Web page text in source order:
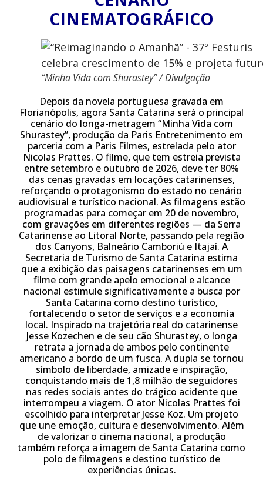
CINEMATOGRÁFICO
“Minha Vida com Shurastey” / Divulgação
Depois da novela portuguesa gravada em
Florianópolis, agora Santa Catarina será o principal
cenário do longa-metragem “Minha Vida com
Shurastey”, produção da Paris Entretenimento em
parceria com a Paris Filmes, estrelada pelo ator
Nicolas Prattes. O filme, que tem estreia prevista
entre setembro e outubro de 2026, deve ter 80%
das cenas gravadas em locações catarinenses,
reforçando o protagonismo do estado no cenário
audiovisual e turístico nacional. As filmagens estão
programadas para começar em 20 de novembro,
com gravações em diferentes regiões — da Serra
Catarinense ao Litoral Norte, passando pela região
dos Canyons, Balneário Camboriú e Itajaí. A
Secretaria de Turismo de Santa Catarina estima
que a exibição das paisagens catarinenses em um
filme com grande apelo emocional e alcance
nacional estimule significativamente a busca por
Santa Catarina como destino turístico,
fortalecendo o setor de serviços e a economia
local. Inspirado na trajetória real do catarinense
Jesse Kozechen e de seu cão Shurastey, o longa
retrata a jornada de ambos pelo continente
americano a bordo de um fusca. A dupla se tornou
símbolo de liberdade, amizade e inspiração,
conquistando mais de 1,8 milhão de seguidores
nas redes sociais antes do trágico acidente que
interrompeu a viagem. O ator Nicolas Prattes foi
escolhido para interpretar Jesse Koz. Um projeto
que une emoção, cultura e desenvolvimento. Além
de valorizar o cinema nacional, a produção
também reforça a imagem de Santa Catarina como
polo de filmagens e destino turístico de
experiências únicas.